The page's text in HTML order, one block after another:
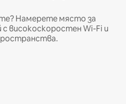
Намерете място за
високоскоростен Wi-Fi и